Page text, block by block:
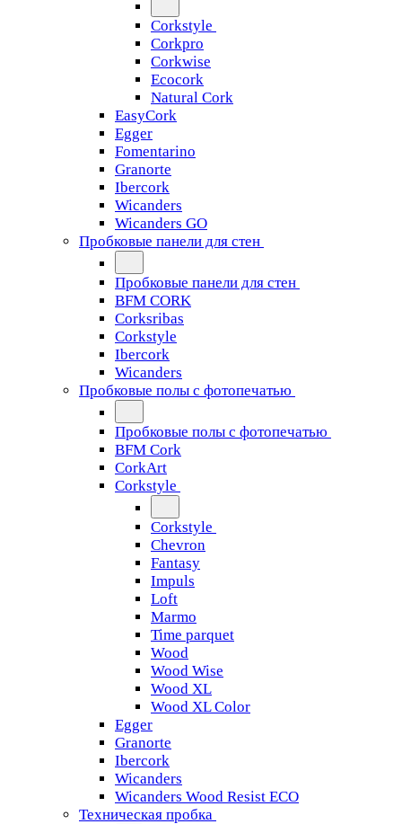
Corkstyle
Corkpro
Corkwise
Ecocork
Natural Cork
EasyCork
Egger
Fomentarino
Granorte
Ibercork
Wicanders
Wicanders GO
Пробковые панели для стен
Пробковые панели для стен
BFM CORK
Corksribas
Corkstyle
Ibercork
Wicanders
Пробковые полы с фотопечатью
Пробковые полы с фотопечатью
BFM Cork
CorkArt
Corkstyle
Corkstyle
Chevron
Fantasy
Impuls
Loft
Marmo
Time parquet
Wood
Wood Wise
Wood XL
Wood XL Color
Egger
Granorte
Ibercork
Wicanders
Wicanders Wood Resist ECO
Техническая пробка